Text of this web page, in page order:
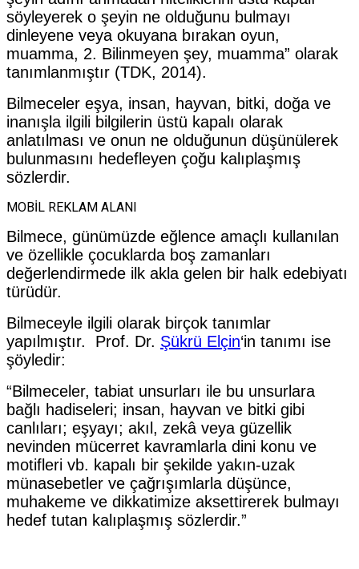
söyleyerek o şeyin ne olduğunu bulmayı
dinleyene veya okuyana bırakan oyun,
muamma, 2. Bilinmeyen şey, muamma” olarak
tanımlanmıştır (TDK, 2014).
Bilmeceler eşya, insan, hayvan, bitki, doğa ve
inanışla ilgili bilgilerin üstü kapalı olarak
anlatılması ve onun ne olduğunun düşünülerek
bulunmasını hedefleyen çoğu kalıplaşmış
sözlerdir.
MOBİL REKLAM ALANI
Bilmece, günümüzde eğlence amaçlı kullanılan
ve özellikle çocuklarda boş zamanları
değerlendirmede ilk akla gelen bir halk edebiyatı
türüdür.
Bilmeceyle ilgili olarak birçok tanımlar
yapılmıştır. Prof. Dr. Şükrü Elçin‘in tanımı ise
şöyledir:
“Bilmeceler, tabiat unsurları ile bu unsurlara
bağlı hadiseleri; insan, hayvan ve bitki gibi
canlıları; eşyayı; akıl, zekâ veya güzellik
nevinden mücerret kavramlarla dini konu ve
motifleri vb. kapalı bir şekilde yakın-uzak
münasebetler ve çağrışımlarla düşünce,
muhakeme ve dikkatimize aksettirerek bulmayı
hedef tutan kalıplaşmış sözlerdir.”